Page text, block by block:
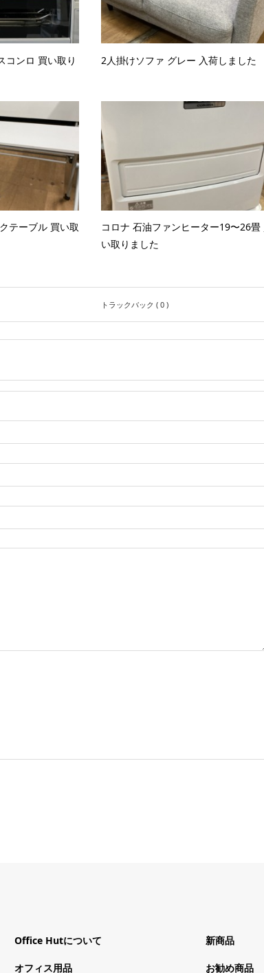
コンロ 買い取り
2人掛けソファ グレー 入荷しました
テーブル 買い取
コロナ 石油ファンヒーター19〜26畳
い取りました
トラックバック ( 0 )
Office Hutについて
オフィス用品
新商品
お勧め商品